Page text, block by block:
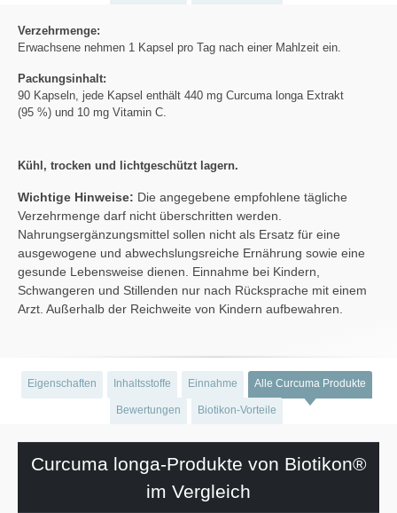
Verzehrmenge:
Erwachsene nehmen 1 Kapsel pro Tag nach einer Mahlzeit ein.
Packungsinhalt:
90 Kapseln, jede Kapsel enthält 440 mg Curcuma longa Extrakt
(95 %) und 10 mg Vitamin C.
Kühl, trocken und lichtgeschützt lagern.
Wichtige Hinweise: Die angegebene empfohlene tägliche
Verzehrmenge darf nicht überschritten werden.
Nahrungsergänzungsmittel sollen nicht als Ersatz für eine
ausgewogene und abwechslungsreiche Ernährung sowie eine
gesunde Lebensweise dienen. Einnahme bei Kindern,
Schwangeren und Stillenden nur nach Rücksprache mit einem
Arzt. Außerhalb der Reichweite von Kindern aufbewahren.
Eigenschaften Inhaltsstoffe Einnahme Alle Curcuma Produkte
Bewertungen Biotikon-Vorteile
Curcuma longa-Produkte von Biotikon®
im Vergleich